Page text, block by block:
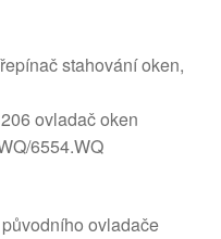
stahování oken,
ovladač oken
6554.WQ
ovladače